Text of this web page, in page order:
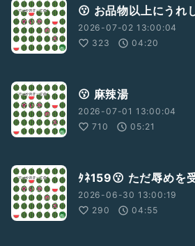
😗 お品物以上にうれ
2026-07-02 13:00:04
323
04:20
😗 麻辣湯
2026-07-01 13:00:04
710
05:21
ﾀﾈ159😗 ただ辱めを
2026-06-30 13:00:19
290
04:55